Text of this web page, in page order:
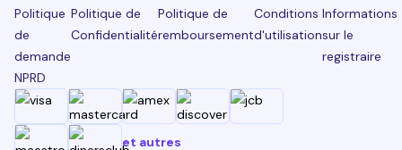
Politique
de
demande
NPRD
Politique de
Confidentialité
Politique de
remboursement
Conditions
d'utilisation
Informations
sur le
registraire
et autres